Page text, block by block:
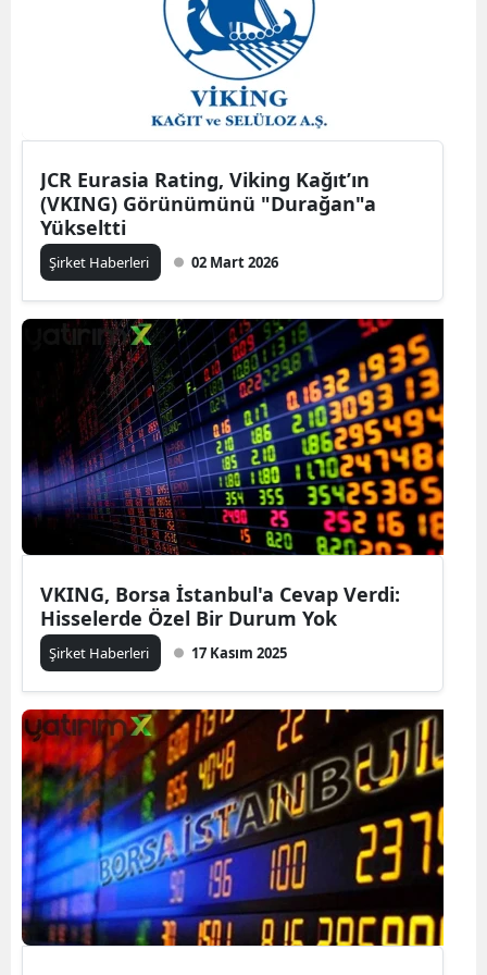
JCR Eurasia Rating, Viking Kağıt’ın
(VKING) Görünümünü "Durağan"a
Yükseltti
Şirket Haberleri 02 Mart 2026
VKING, Borsa İstanbul'a Cevap Verdi:
Hisselerde Özel Bir Durum Yok
Şirket Haberleri 17 Kasım 2025